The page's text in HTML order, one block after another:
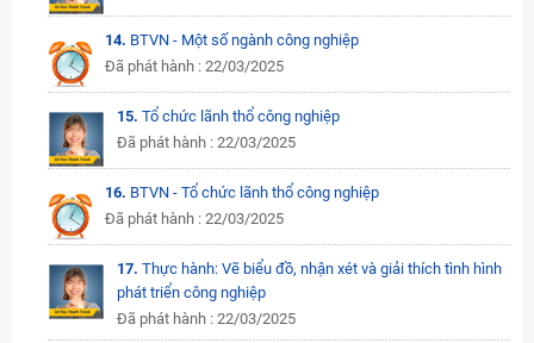
14. BTVN - Một số ngành công nghiệp
Đã phát hành : 22/03/2025
15. Tổ chức lãnh thổ công nghiệp
Đã phát hành : 22/03/2025
16. BTVN - Tổ chức lãnh thổ công nghiệp
Đã phát hành : 22/03/2025
17. Thực hành: Vẽ biểu đồ, nhận xét và giải thích tình hình
phát triển công nghiệp
Đã phát hành : 22/03/2025